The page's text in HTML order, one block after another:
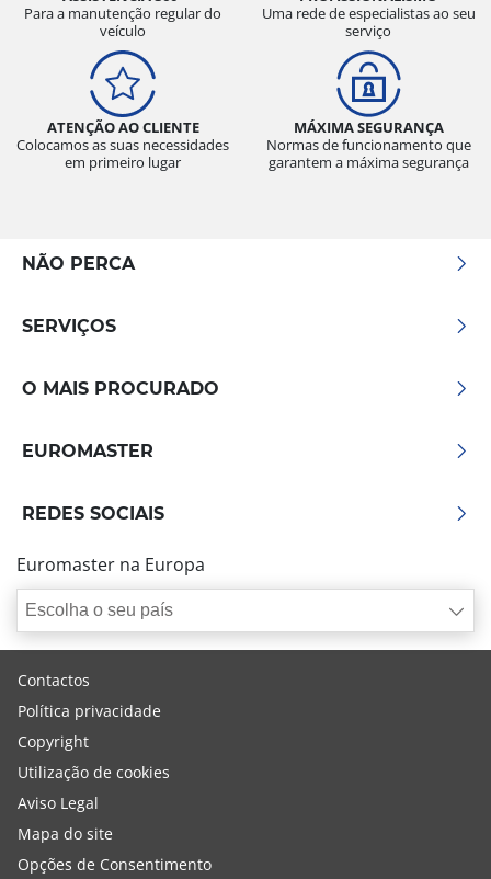
Para a manutenção regular do
veículo
Uma rede de especialistas ao seu
serviço
ATENÇÃO AO CLIENTE
Colocamos as suas necessidades
em primeiro lugar
MÁXIMA SEGURANÇA
Normas de funcionamento que
garantem a máxima segurança
NÃO PERCA
SERVIÇOS
O MAIS PROCURADO
EUROMASTER
REDES SOCIAIS
Euromaster na Europa
Escolha o seu país
Contactos
Política privacidade
Copyright
Utilização de cookies
Aviso Legal
Mapa do site
Opções de Consentimento